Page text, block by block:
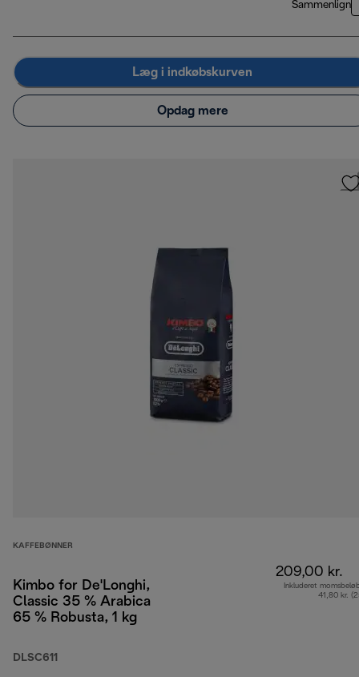
Sammenlign
Læg i indkøbskurven
Opdag mere
KAFFEBØNNER
Kimbo for De'Longhi,
Classic 35 % Arabica
65 % Robusta, 1 kg
DLSC611
209,00 kr.
Inkluderet
41,80 kr.